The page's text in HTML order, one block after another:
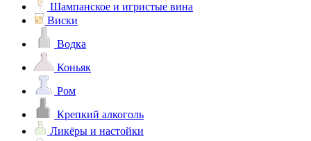
Шампанское и игристые вина
Виски
Водка
Коньяк
Ром
Крепкий алкоголь
Ликёры и настойки